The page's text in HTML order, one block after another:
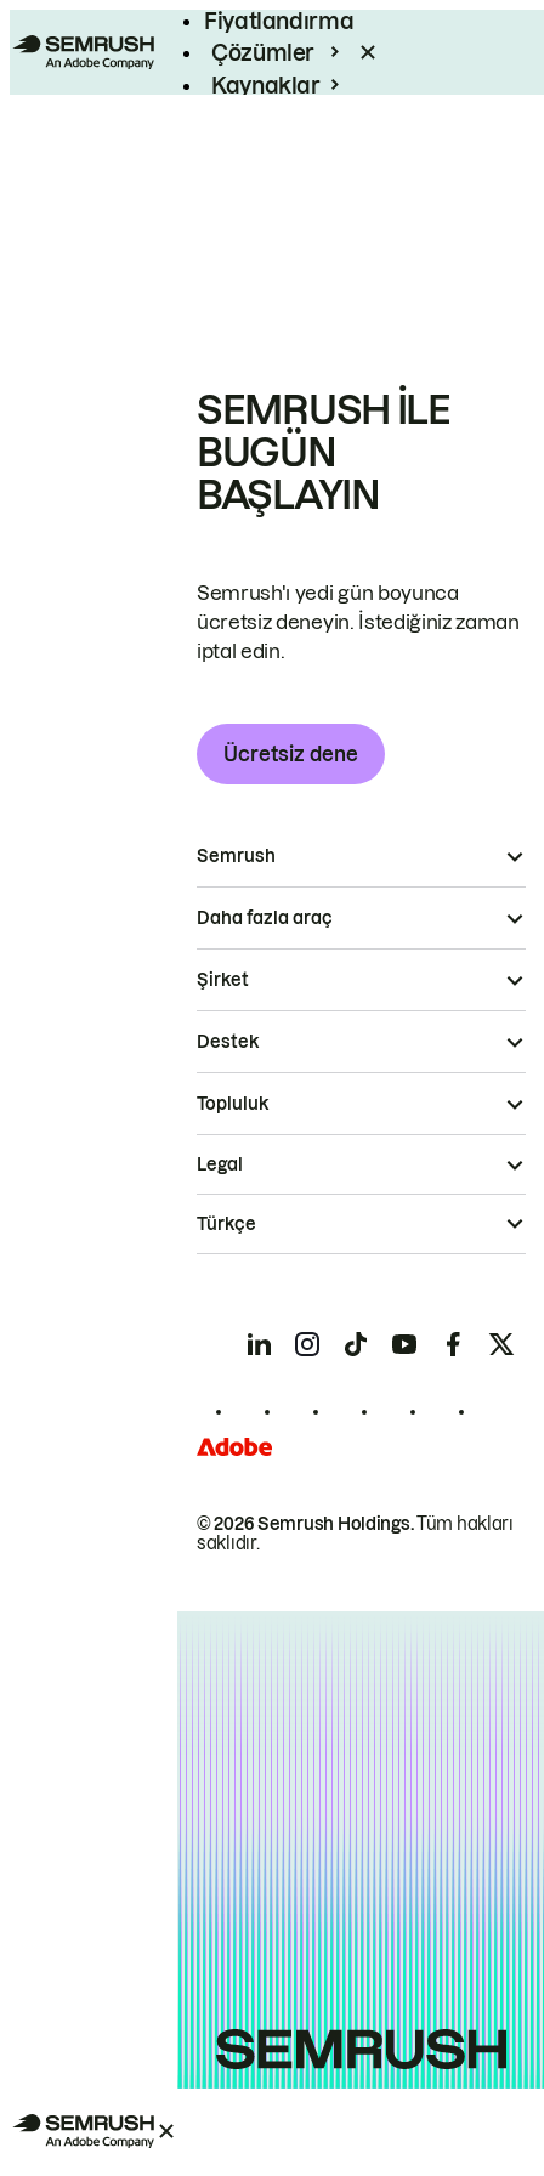
Fiyatlandırma
Çözümler
Kaynaklar
SEMRUSH ILE
BUGÜN
BAŞLAYIN
Semrush'ı yedi gün boyunca
ücretsiz deneyin. İstediğiniz zaman
iptal edin.
Ücretsiz dene
Semrush
Daha fazla araç
Şirket
Destek
Topluluk
© 2026 Semrush Holdings.Tüm hakları
saklıdır.
Legal
Türkçe